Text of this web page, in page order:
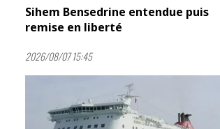
Sihem Bensedrine entendue puis
remise en liberté
2026/08/07 15:45